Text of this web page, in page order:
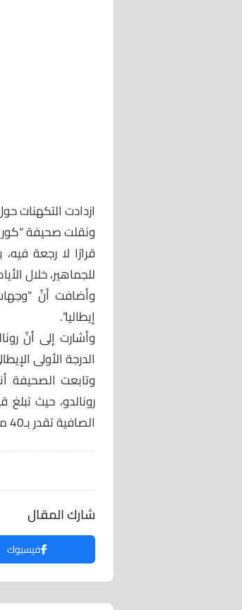
ازدادت التكهنات
ونقلت صحيفة
قرارًا لا رجعة
للجماهير، خلال
وأضافت أنَّ “وجهات
إيطاليا”.
وأشارت إلى أنَّ
الدرجة الأولى
وتابعت الصحيفة
رونالدو، حيث
الصافية تقدر بـ40 مليون يورو على الأقل في العام.
شارك المقال
فيسبوك